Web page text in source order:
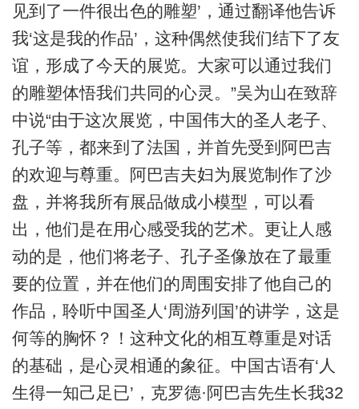
见到了一件很出色的雕塑’，通过翻译他告诉
我‘这是我的作品’，这种偶然使我们结下了友
谊，形成了今天的展览。大家可以通过我们
的雕塑体悟我们共同的心灵。”吴为山在致辞
中说“由于这次展览，中国伟大的圣人老子、
孔子等，都来到了法国，并首先受到阿巴吉
的欢迎与尊重。阿巴吉夫妇为展览制作了沙
盘，并将我所有展品做成小模型，可以看
出，他们是在用心感受我的艺术。更让人感
动的是，他们将老子、孔子圣像放在了最重
要的位置，并在他们的周围安排了他自己的
作品，聆听中国圣人‘周游列国’的讲学，这是
何等的胸怀？！这种文化的相互尊重是对话
的基础，是心灵相通的象征。中国古语有‘人
生得一知己足已’，克罗德·阿巴吉先生长我32